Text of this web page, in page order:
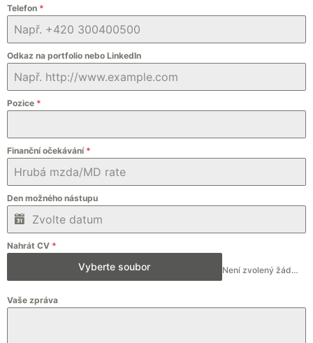
Telefon *
Odkaz na portfolio nebo LinkedIn
Pozice *
Finanční očekávání *
Den možného nástupu
Nahrát CV *
Vyberte soubor Není zvolený žádný soubor
Vaše zpráva